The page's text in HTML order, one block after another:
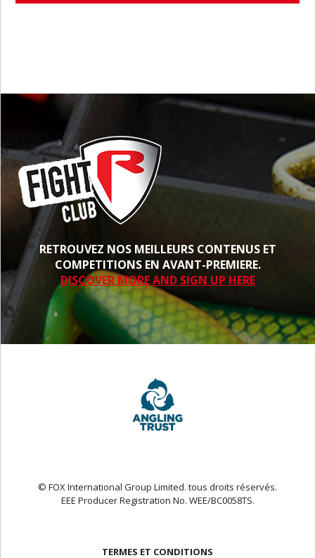
RETROUVEZ NOS MEILLEURS CONTENUS ET
COMPETITIONS EN AVANT-PREMIERE.
DISCOVER MORE AND SIGN UP HERE
© FOX International Group Limited. tous droits réservés.
EEE Producer Registration No. WEE/BC0058TS.
TERMES ET CONDITIONS